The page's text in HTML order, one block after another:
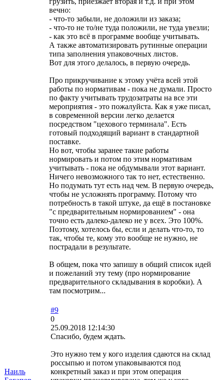
вечно:
- что-то забыли, не доложили из заказа;
- что-то не то/не туда положили, не туда увезли;
- как это всё в программе вообще учитывать.
А также автоматизировать рутинные операции
типа заполнения упаковочных листов.
Вот для этого делалось, в первую очередь.
Про прикручивание к этому учёта всей этой
работы по нормативам - пока не думали. Просто
по факту учитывать трудозатраты на все эти
мероприятия - это пожалуйста. Как я уже писал,
в современной версии легко делается
посредством "цехового терминала". Есть
готовый подходящий вариант в стандартной
поставке.
Но вот, чтобы заранее такие работы
нормировать и потом по этим нормативам
учитывать - пока не обдумывали этот вариант.
Ничего невозможного так то нет, естественно.
Но подумать тут есть над чем. В первую очередь,
чтобы не усложнять программу. Потому что
потребность в такой штуке, да ещё в постановке
"с предварительным нормированием" - она
точно есть далеко-далеко не у всех. Это 100%.
Поэтому, хотелось бы, если и делать что-то, то
так, чтобы те, кому это вообще не нужно, не
пострадали в результате.
В общем, пока что запишу в общий список идей
и пожеланий эту тему (про нормирование
предварительного складывания в коробки). А
там посмотрим...
Наиль
#9
0
25.09.2018 12:14:30
Спасибо, будем ждать.
Это нужно тем у кого изделия сдаются на склад
россыпью и потом упаковываются под
конкретный заказ и при этом операция